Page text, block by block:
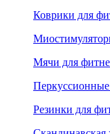
Коврики для
Мячи для
Резинки для